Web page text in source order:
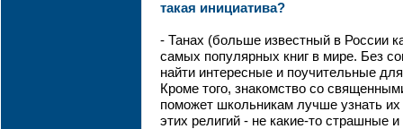
такая инициатива?
- Танах (больше известный в России
самых популярных книг в мире. Без
найти интересные и поучительные
Кроме того, знакомство со
поможет школьникам лучше узнать
этих религий - не какие-то страшные